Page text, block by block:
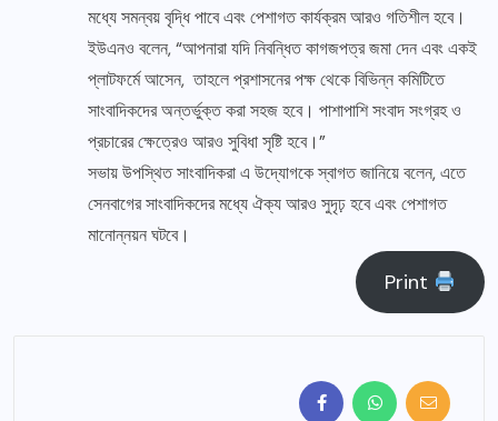
মধ্যে সমন্বয় বৃদ্ধি পাবে এবং পেশাগত কার্যক্রম আরও গতিশীল হবে।
ইউএনও বলেন, “আপনারা যদি নিবন্ধিত কাগজপত্র জমা দেন এবং একই
প্লাটফর্মে আসেন, তাহলে প্রশাসনের পক্ষ থেকে বিভিন্ন কমিটিতে
সাংবাদিকদের অন্তর্ভুক্ত করা সহজ হবে। পাশাপাশি সংবাদ সংগ্রহ ও
প্রচারের ক্ষেত্রেও আরও সুবিধা সৃষ্টি হবে।”
সভায় উপস্থিত সাংবাদিকরা এ উদ্যোগকে স্বাগত জানিয়ে বলেন, এতে
সেনবাগের সাংবাদিকদের মধ্যে ঐক্য আরও সুদৃঢ় হবে এবং পেশাগত
মানোন্নয়ন ঘটবে।
Print